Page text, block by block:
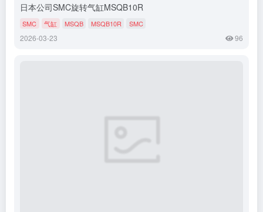
日本公司SMC旋转气缸MSQB10R
SMC 气缸 MSQB MSQB10R SMC
2026-03-23 96